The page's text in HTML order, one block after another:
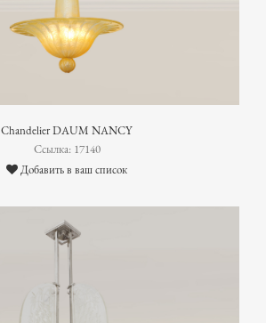
Chandelier DAUM NANCY
Ссылка: 17140
Добавить в ваш список